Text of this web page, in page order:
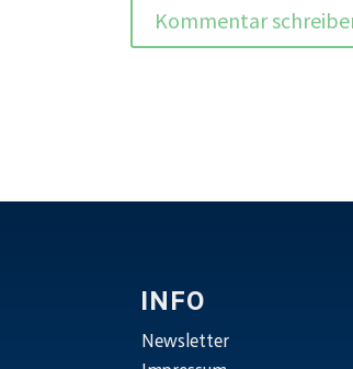
INFO
Newsletter